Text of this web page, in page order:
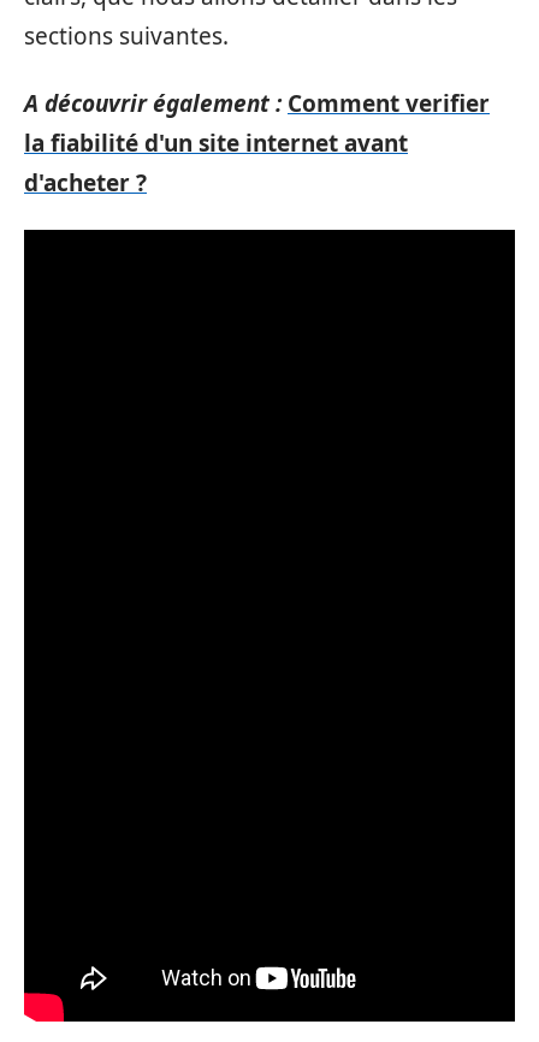
sections suivantes.
A découvrir également : Comment verifier
la fiabilité d'un site internet avant
d'acheter ?